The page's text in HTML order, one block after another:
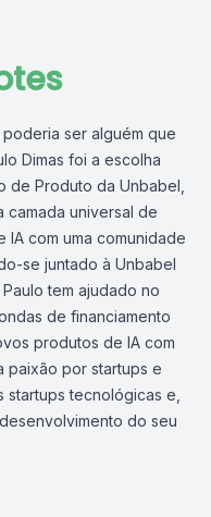
ser alguém que
Dimas foi a escolha
de Produto da Unbabel,
camada universal de
com uma comunidade
se juntado à Unbabel
tem ajudado no
de financiamento
produtos de IA com
paixão por startups e
tecnológicas e,
do seu